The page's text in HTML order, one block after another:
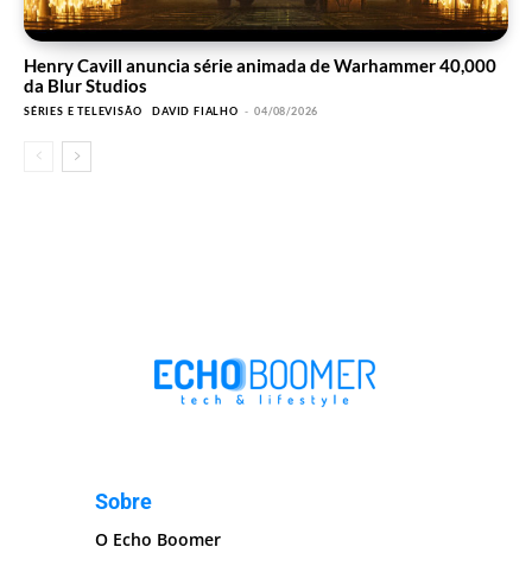
Henry Cavill anuncia série animada de Warhammer 40,000
da Blur Studios
SÉRIES E TELEVISÃO DAVID FIALHO - 04/08/2026
Sobre
O Echo Boomer